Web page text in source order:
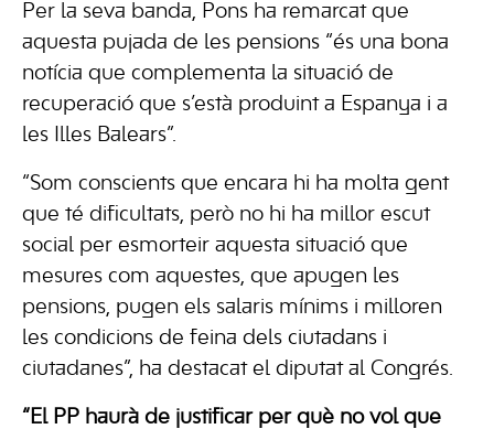
Per la seva banda, Pons ha remarcat que
aquesta pujada de les pensions “és una bona
notícia que complementa la situació de
recuperació que s’està produint a Espanya i a
les Illes Balears”.
“Som conscients que encara hi ha molta gent
que té dificultats, però no hi ha millor escut
social per esmorteir aquesta situació que
mesures com aquestes, que apugen les
pensions, pugen els salaris mínims i milloren
les condicions de feina dels ciutadans i
ciutadanes”, ha destacat el diputat al Congrés.
“El PP haurà de justificar per què no vol que